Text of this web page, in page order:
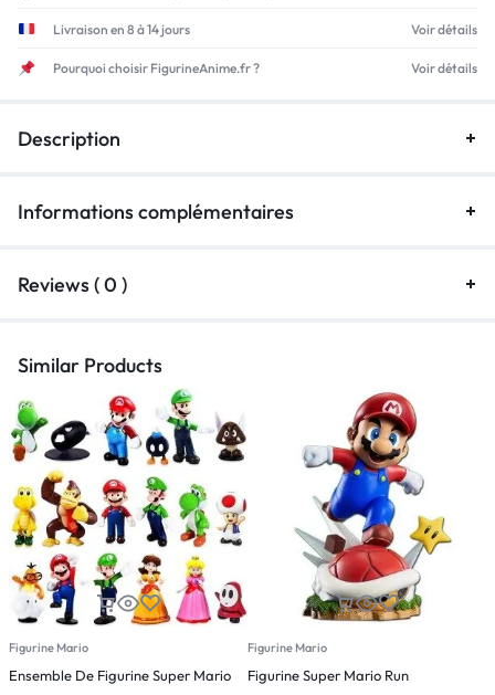
Livraison en 8 à 14 jours Voir détails
Pourquoi choisir FigurineAnime.fr ? Voir détails
Description
Informations complémentaires
Reviews ( 0 )
Similar Products
Figurine Mario
Ensemble De Figurine Super Mario
Figurine Mario
Figurine Super Mario Run